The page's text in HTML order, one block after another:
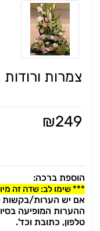
צמרות ורודות
₪249
הוספת ברכה:
*** שימו לב: שדה זה
אם יש הערות/בקשות
ההערות המופיעה
טלפון, כתובת וכד'.